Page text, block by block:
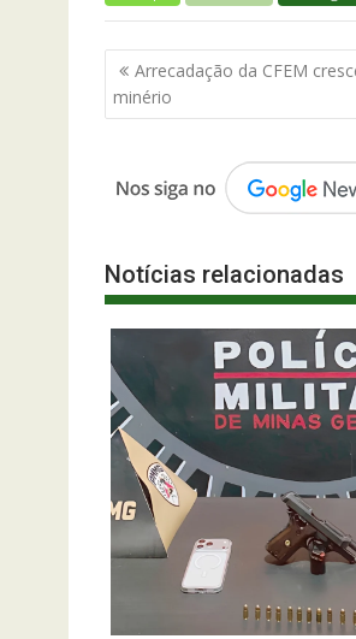
Navegação
de
Post
Arrecadação da CFEM
minério
Notícias relacionadas